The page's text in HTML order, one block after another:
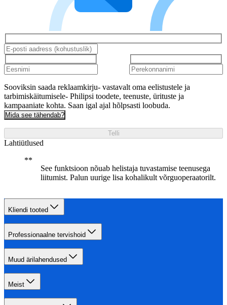
Sooviksin saada reklaamkirju- vastavalt oma eelistustele ja
tarbimiskäitumisele- Philipsi toodete, teenuste, ürituste ja
kampaaniate kohta. Saan igal ajal hõlpsasti loobuda.
Mida see tähendab?
Telli
Lahtiütlused
See funktsioon nõuab helistaja tuvastamise teenusega
liitumist. Palun uurige lisa kohalikult võrguoperaatorilt.
Kliendi tooted
Professionaalne tervishoid
Muud ärilahendused
Meist